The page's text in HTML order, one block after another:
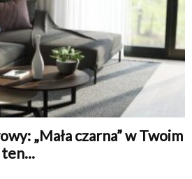
„Mała czarna” w Twoim
ten...